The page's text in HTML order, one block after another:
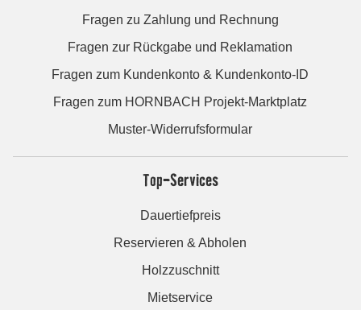
Fragen zu Zahlung und Rechnung
Fragen zur Rückgabe und Reklamation
Fragen zum Kundenkonto & Kundenkonto-ID
Fragen zum HORNBACH Projekt-Marktplatz
Muster-Widerrufsformular
Top-Services
Dauertiefpreis
Reservieren & Abholen
Holzzuschnitt
Mietservice